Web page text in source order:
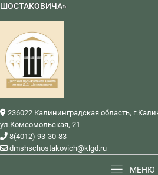
ШОСТАКОВИЧА»
236022 Калининградская область,
ул.Комсомольская, 21
8(4012) 93-30-83
dmshschostakovich@klgd.ru
МЕНЮ